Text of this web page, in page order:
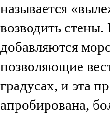
называется
возводить стены.
добавляются
позволяющие
градусах, и эта
апробирована,